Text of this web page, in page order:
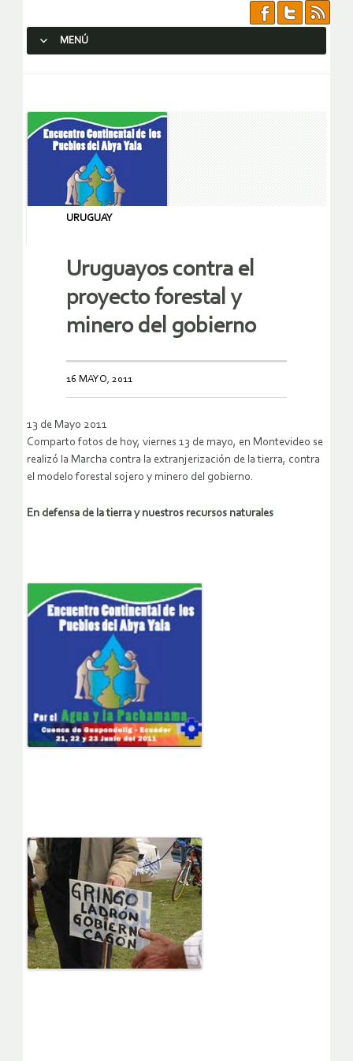
MENÚ
URUGUAY
Uruguayos contra el
proyecto forestal y
minero del gobierno
16 MAYO, 2011
13 de Mayo 2011
Comparto fotos de hoy, viernes 13 de mayo, en Montevideo se
realizó la Marcha contra la extranjerización de la tierra, contra
el modelo forestal sojero y minero del gobierno.
En defensa de la tierra y nuestros recursos naturales